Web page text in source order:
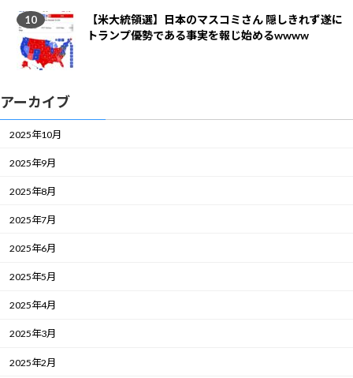
【米大統領選】日本のマスコミさん 隠しきれず遂に
トランプ優勢である事実を報じ始めるwwww
アーカイブ
2025年10月
2025年9月
2025年8月
2025年7月
2025年6月
2025年5月
2025年4月
2025年3月
2025年2月